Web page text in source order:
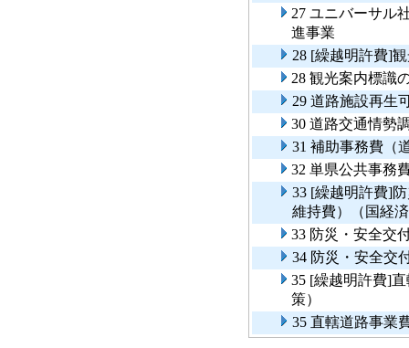
27 ユニバーサル
進事業
28 [繰越明許費]
28 観光案内標
29 道路施設再生
30 道路交通情勢
31 補助事務費（
32 単県公共事務
33 [繰越明許費]
維持費）（国経
33 防災・安全交
34 防災・安全交
35 [繰越明許費]
策）
35 直轄道路事業